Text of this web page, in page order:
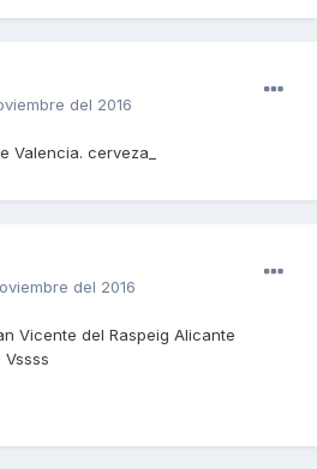
del 2016
Valencia. cerveza_
del 2016
Vicente del Raspeig Alicante